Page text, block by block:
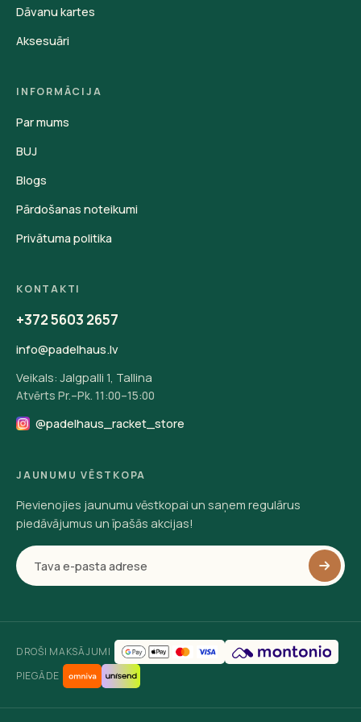
Dāvanu kartes
Aksesuāri
INFORMĀCIJA
Par mums
BUJ
Blogs
Pārdošanas noteikumi
Privātuma politika
KONTAKTI
+372 5603 2657
info@padelhaus.lv
Veikals: Jalgpalli 1, Tallina
Atvērts Pr.–Pk. 11:00–15:00
@padelhaus_racket_store
JAUNUMU VĒSTKOPA
Pievienojies jaunumu vēstkopai un saņem regulārus
piedāvājumus un īpašās akcijas!
DROŠI MAKSĀJUMI
PIEGĀDE